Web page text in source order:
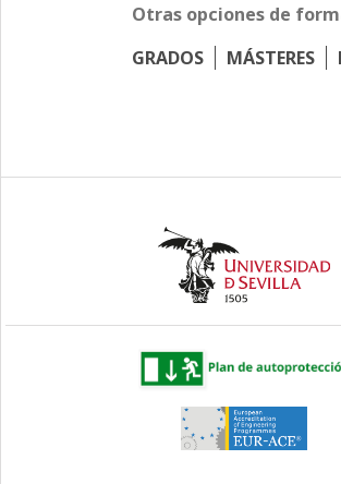
Otras opciones de
GRADOS
MÁSTERES